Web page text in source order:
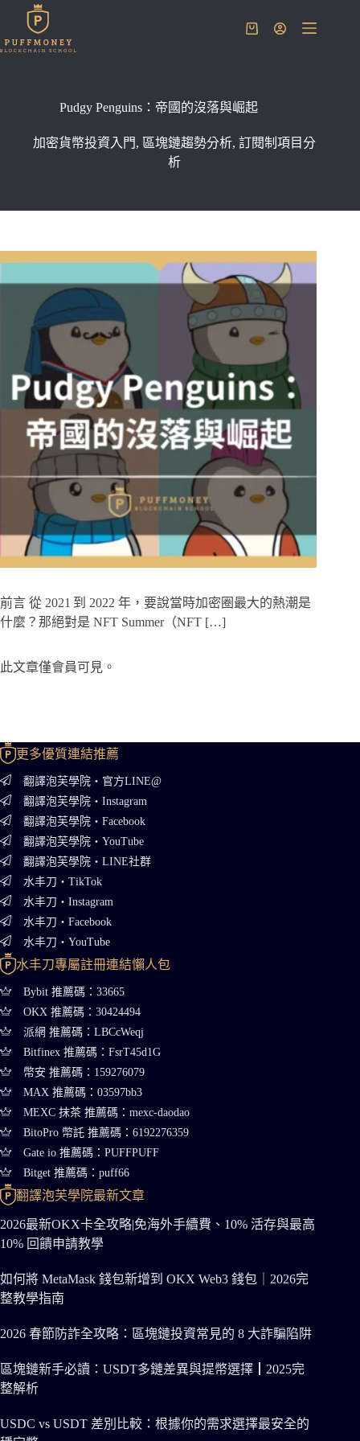
主
購
Pudgy Penguins：帝國的沒落與崛起
加密貨幣投資入門, 區塊鏈趨勢分析,訂閱制項目分
析
前言 從 2021 到 2022 年，要說當時加密圈最大的熱潮是
什麼？那絕對是 NFT Summer（NFT […]
此文章僅會員可見。
更多優質連結推薦
翻譯泡芙學院・官方LINE@
翻譯泡芙學院・Instagram
翻譯泡芙學院・Facebook
翻譯泡芙學院・YouTube
翻譯泡芙學院・LINE社群
水丰刀・TikTok
水丰刀・Instagram
水丰刀・Facebook
水丰刀・YouTube
水丰刀專屬註冊連結懶人包
Bybit 推薦碼：33665
OKX 推薦碼：30424494
派網 推薦碼：LBCcWeqj
Bitfinex 推薦碼：FsrT45d1G
幣安 推薦碼：159276079
MAX 推薦碼：03597bb3
MEXC 抹茶 推薦碼：mexc-daodao
BitoPro 幣託 推薦碼：6192276359
Gate io 推薦碼：PUFFPUFF
Bitget 推薦碼：puff66
翻譯泡芙學院最新文章
2026最新OKX卡全攻略|免海外手續費、10% 活存與最高
10% 回饋申請教學
如何將 MetaMask 錢包新增到 OKX Web3 錢包｜2026完
整教學指南
2026 春節防詐全攻略：區塊鏈投資常見的 8 大詐騙陷阱
區塊鏈新手必讀：USDT多鏈差異與提幣選擇┃2025完
整解析
USDC vs USDT 差別比較：根據你的需求選擇最安全的